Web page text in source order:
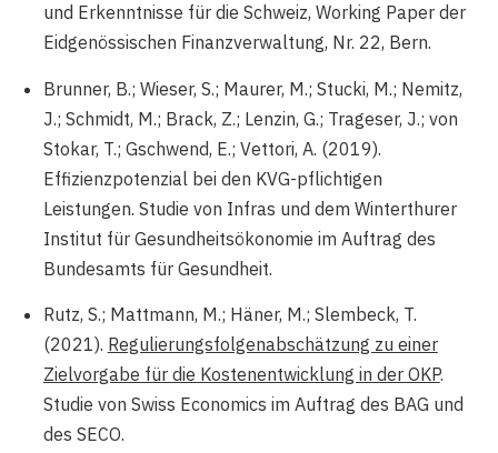
und Erkenntnisse für die Schweiz, Working Paper der
Eidgenössischen Finanzverwaltung, Nr. 22, Bern.
Brunner, B.; Wieser, S.; Maurer, M.; Stucki, M.; Nemitz,
J.; Schmidt, M.; Brack, Z.; Lenzin, G.; Trageser, J.; von
Stokar, T.; Gschwend, E.; Vettori, A. (2019).
Effizienzpotenzial bei den KVG-pflichtigen
Leistungen. Studie von Infras und dem Winterthurer
Institut für Gesundheitsökonomie im Auftrag des
Bundesamts für Gesundheit.
Rutz, S.; Mattmann, M.; Häner, M.; Slembeck, T.
(2021). Regulierungsfolgenabschätzung zu einer
Zielvorgabe für die Kostenentwicklung in der OKP.
Studie von Swiss Economics im Auftrag des BAG und
des SECO.